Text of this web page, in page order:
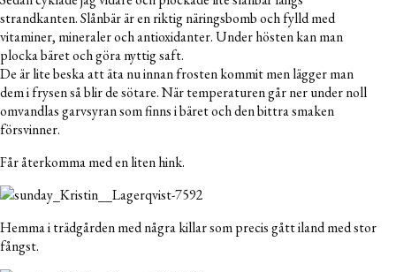
strandkanten. Slånbär är en riktig näringsbomb och fylld med
vitaminer, mineraler och antioxidanter. Under hösten kan man
plocka bäret och göra nyttig saft.
De är lite beska att äta nu innan frosten kommit men lägger man
dem i frysen så blir de sötare. När temperaturen går ner under noll
omvandlas garvsyran som finns i bäret och den bittra smaken
försvinner.
Får återkomma med en liten hink.
Hemma i trädgården med några killar som precis gått iland med stor
fångst.